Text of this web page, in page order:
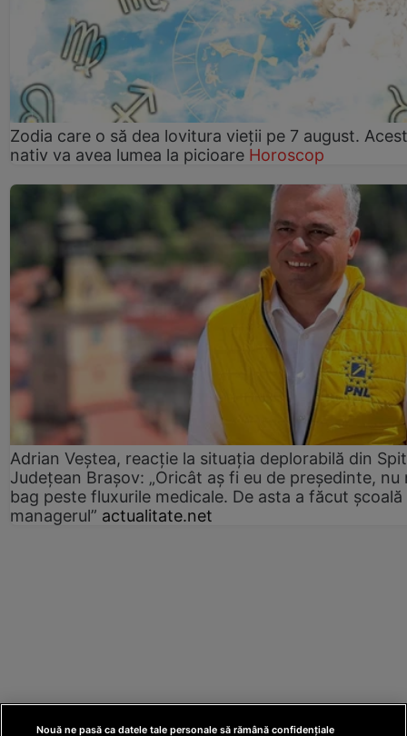
Zodia care o să dea lovitura vieții pe 7 august. Acest
nativ va avea lumea la picioare Horoscop
Adrian Veștea, reacție la situația deplorabilă din
Județean Brașov: „Oricât aș fi eu de președinte, nu
bag peste fluxurile medicale. De asta a făcut școală
managerul” actualitate.net
Nouă ne pasă ca datele tale personale să rămână confidențiale